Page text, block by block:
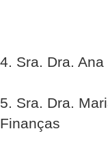
4. Sra. Dra.
5. Sra. Dra.
Finanças